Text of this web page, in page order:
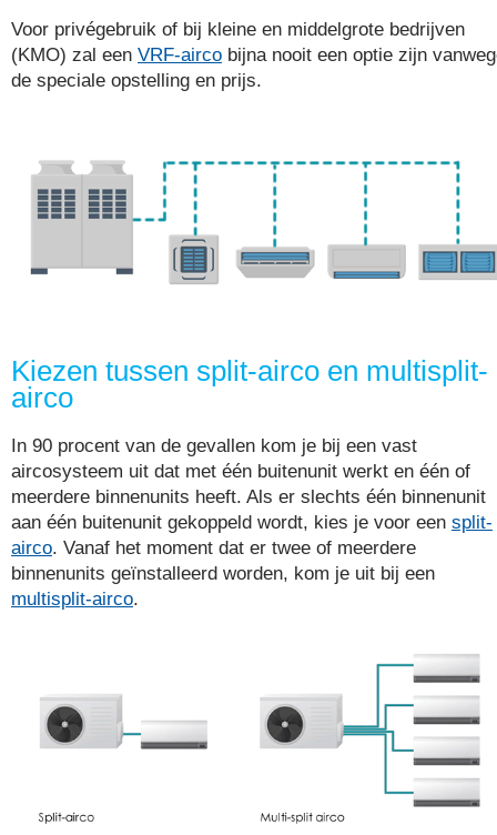
Voor privégebruik of bij kleine en middelgrote bedrijven
(KMO) zal een VRF-airco bijna nooit een optie zijn
de speciale opstelling en prijs.
Kiezen tussen split-airco en multisplit-
airco
In 90 procent van de gevallen kom je bij een vast
aircosysteem uit dat met één buitenunit werkt en één of
meerdere binnenunits heeft. Als er slechts één binnenunit
aan één buitenunit gekoppeld wordt, kies je voor een split-
airco. Vanaf het moment dat er twee of meerdere
binnenunits geïnstalleerd worden, kom je uit bij een
multisplit-airco.